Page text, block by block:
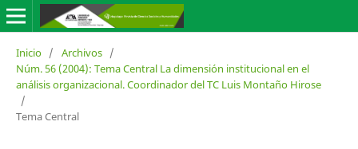
Inicio / Archivos /
Núm. 56 (2004): Tema Central La dimensión institucional en el
análisis organizacional. Coordinador del TC Luis Montaño Hirose
/
Tema Central